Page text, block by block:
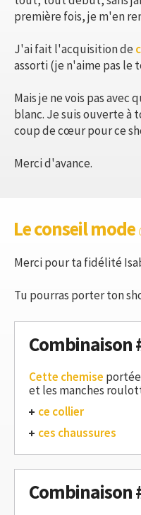
première fois, je m'en
J'ai fait l'acquisition de
assorti (je n'aime pas le
Mais je ne vois pas avec
blanc. Je suis ouverte à
coup de cœur pour ce
Merci d'avance.
Le conseil mode
Merci pour ta fidélité
Tu pourras porter ton
Combinaison
Cette chemise
et les manches
ce collier
ces chaussures
Combinaison